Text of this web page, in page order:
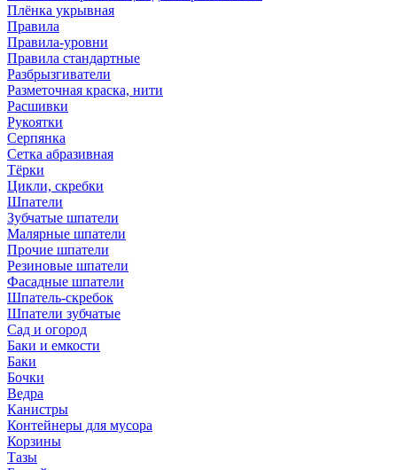
Плёнка укрывная
Правила
Правила-уровни
Правила стандартные
Разбрызгиватели
Разметочная краска, нити
Расшивки
Рукоятки
Серпянка
Сетка абразивная
Тёрки
Цикли, скребки
Шпатели
Зубчатые шпатели
Малярные шпатели
Прочие шпатели
Резиновые шпатели
Фасадные шпатели
Шпатель-скребок
Шпатели зубчатые
Сад и огород
Баки и емкости
Баки
Бочки
Ведра
Канистры
Контейнеры для мусора
Корзины
Тазы